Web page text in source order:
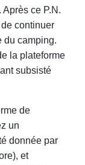
ce P.N.
continuer
du camping.
la plateforme
subsisté
de
un
donnée par
et